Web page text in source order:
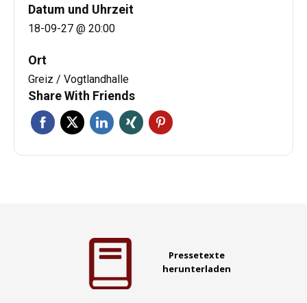
Datum und Uhrzeit
18-09-27 @ 20:00
Ort
Greiz / Vogtlandhalle
Share With Friends
Pressetexte
herunterladen